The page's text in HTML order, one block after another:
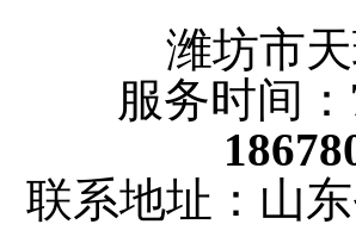
潍坊市
服务时间：
联系地址：山